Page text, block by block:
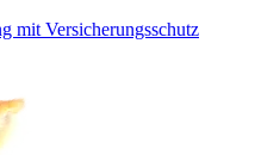
mit Versicherungsschutz